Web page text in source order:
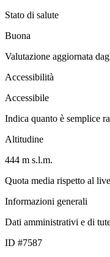
Stato di salute
Buona
Valutazione aggiornata
Accessibilità
Accessibile
Indica quanto è semplice
Altitudine
444 m s.l.m.
Quota media rispetto al
Informazioni generali
Dati amministrativi e di
ID #7587